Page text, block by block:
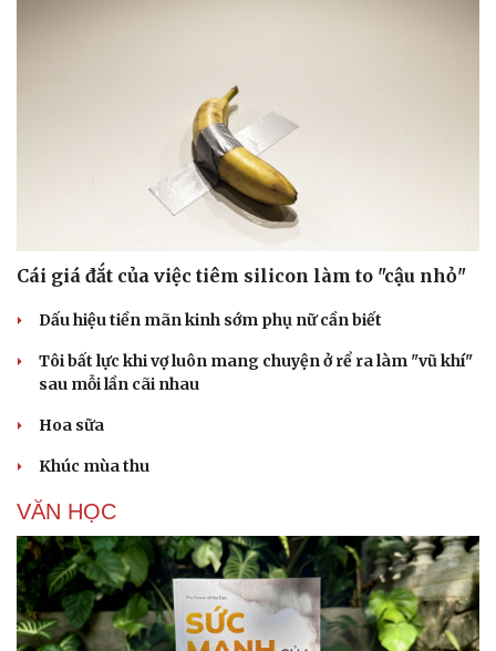
Cái giá đắt của việc tiêm silicon làm to "cậu nhỏ"
Dấu hiệu tiền mãn kinh sớm phụ nữ cần biết
Tôi bất lực khi vợ luôn mang chuyện ở rể ra làm "vũ khí"
sau mỗi lần cãi nhau
Hoa sữa
Khúc mùa thu
VĂN HỌC